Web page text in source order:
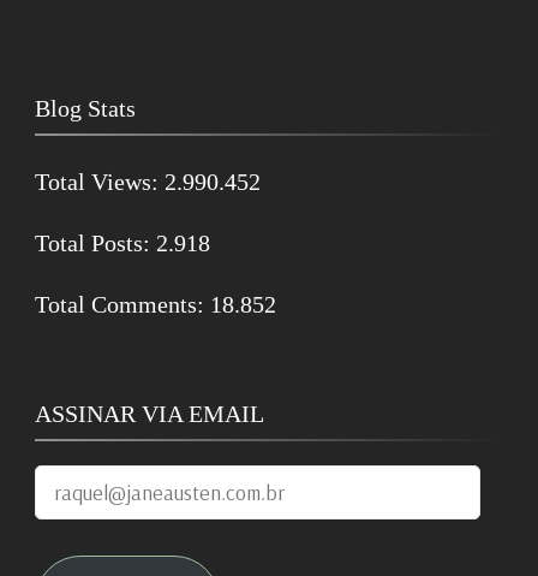
Blog Stats
Total Views: 2.990.452
Total Posts: 2.918
Total Comments: 18.852
ASSINAR VIA EMAIL
raquel@janeausten.com.br